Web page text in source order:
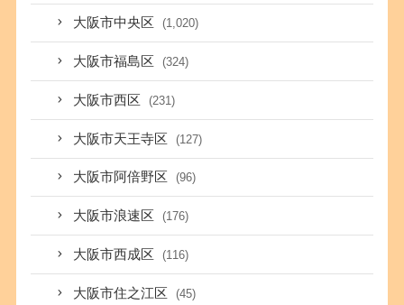
大阪市中央区 (1,020)
大阪市福島区 (324)
大阪市西区 (231)
大阪市天王寺区 (127)
大阪市阿倍野区 (96)
大阪市浪速区 (176)
大阪市西成区 (116)
大阪市住之江区 (45)